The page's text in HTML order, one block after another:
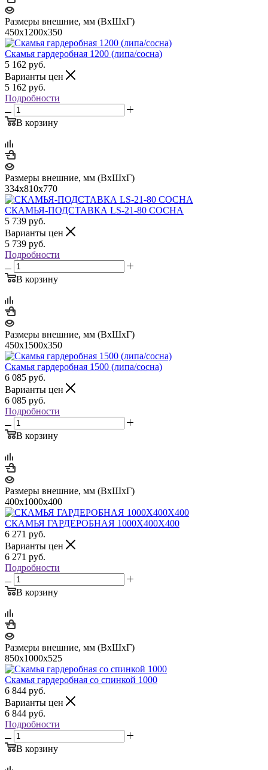
Размеры внешние, мм (ВхШхГ)
450х1200х350
Скамья гардеробная 1200 (липа/сосна)
5 162 руб.
Варианты цен
5 162 руб.
Подробности
В корзину
Размеры внешние, мм (ВхШхГ)
334x810x770
СКАМЬЯ-ПОДСТАВКА LS-21-80 СОСНА
5 739 руб.
Варианты цен
5 739 руб.
Подробности
В корзину
Размеры внешние, мм (ВхШхГ)
450х1500х350
Скамья гардеробная 1500 (липа/сосна)
6 085 руб.
Варианты цен
6 085 руб.
Подробности
В корзину
Размеры внешние, мм (ВхШхГ)
400x1000x400
СКАМЬЯ ГАРДЕРОБНАЯ 1000X400X400
6 271 руб.
Варианты цен
6 271 руб.
Подробности
В корзину
Размеры внешние, мм (ВхШхГ)
850х1000х525
Скамья гардеробная со спинкой 1000
6 844 руб.
Варианты цен
6 844 руб.
Подробности
В корзину